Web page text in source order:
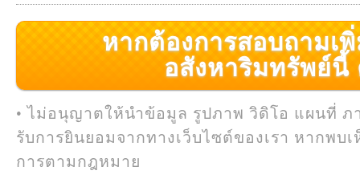
หากต้องการสอบถามเ
อสังหาริมทรัพย์นี้
• ไม่อนุญาตให้นำข้อมูล รูปภาพ วิดิโอ แผนที่ ภ
รับการยินยอมจากทางเว็บไซต์ของเรา หากพบ
การตามกฎหมาย